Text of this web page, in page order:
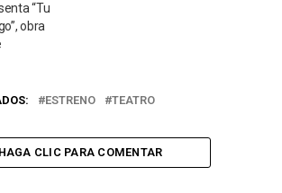
“Tu
obra
ESTRENO TEATRO
HAGA CLIC PARA COMENTAR